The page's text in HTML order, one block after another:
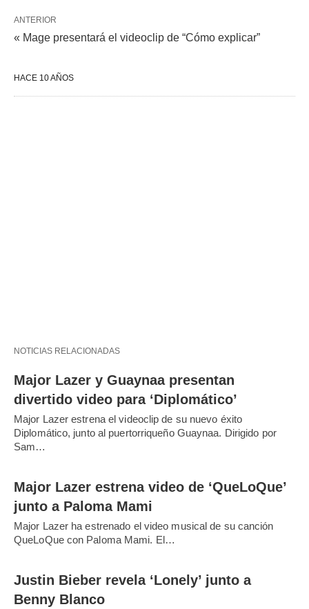
ANTERIOR
« Mage presentará el videoclip de “Cómo explicar”
HACE 10 AÑOS
NOTICIAS RELACIONADAS
Major Lazer y Guaynaa presentan
divertido video para ‘Diplomático’
Major Lazer estrena el videoclip de su nuevo éxito
Diplomático, junto al puertorriqueño Guaynaa. Dirigido por
Sam…
Major Lazer estrena video de ‘QueLoQue’
junto a Paloma Mami
Major Lazer ha estrenado el video musical de su canción
QueLoQue con Paloma Mami. El…
Justin Bieber revela ‘Lonely’ junto a
Benny Blanco